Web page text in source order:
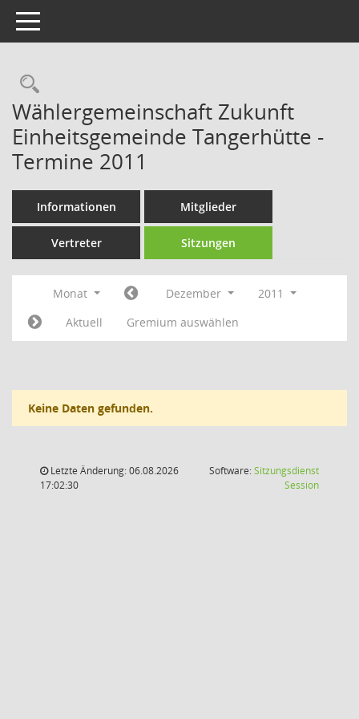
Toggle navigation
Rechercheauswahl
Wählergemeinschaft Zukunft
Einheitsgemeinde Tangerhütte -
Termine 2011
Informationen Mitglieder
Vertreter Sitzungen
Monat Dezember
2011
Aktuell
Gremium auswählen
Keine Daten gefunden.
Letzte Änderung: 06.08.2026
17:02:30
Software:Sitzungsdienst
Session(Wird in